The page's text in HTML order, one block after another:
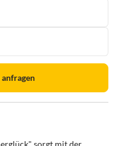
sorgt mit der